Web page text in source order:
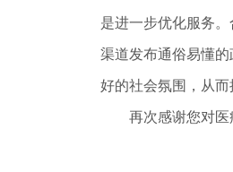
是进一步优化服务
渠道发布通俗易懂
好的社会氛围，从而
再次感谢您对医